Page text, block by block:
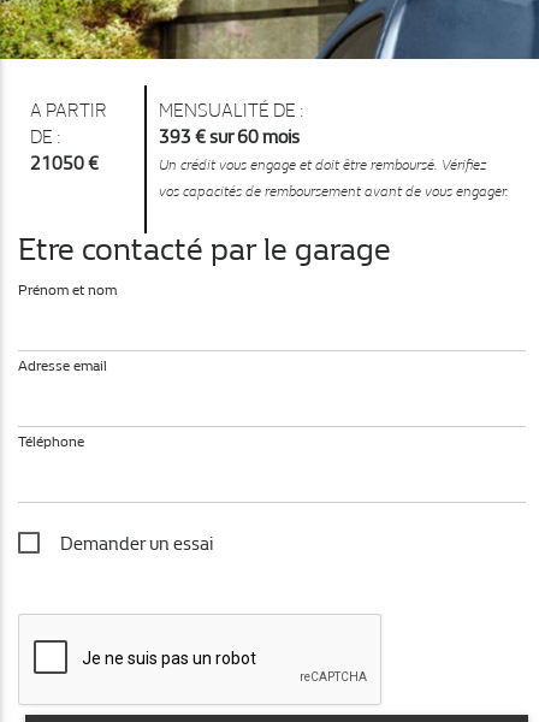
A PARTIR
DE :
21050 €
MENSUALITÉ DE :
393 € sur 60 mois
Un crédit vous engage et doit être remboursé. Vérifiez
vos capacités de remboursement avant de vous engager.
Etre contacté par le garage
Prénom et nom
Adresse email
Téléphone
Demander un essai